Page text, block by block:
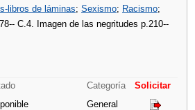
libros de láminas; Sexismo; Racismo;
C.4. Imagen de las negritudes p.210--
Categoría
Solicitar
General